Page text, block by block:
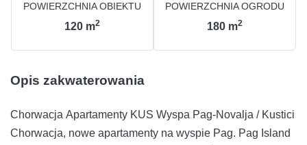
POWIERZCHNIA OBIEKTU
120 m2
POWIERZCHNIA OGRODU
180 m2
Opis zakwaterowania
Chorwacja Apartamenty KUS Wyspa Pag-Novalja / Kustici
Chorwacja, nowe apartamenty na wyspie Pag. Pag Island